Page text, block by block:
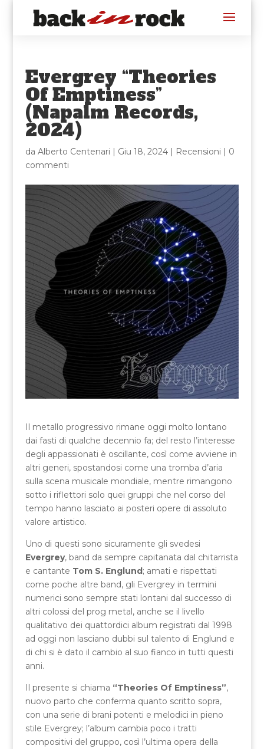
Evergrey “Theories
Of Emptiness”
(Napalm Records,
2024)
da Alberto Centenari | Giu 18, 2024| Recensioni | 0
commenti
Il metallo progressivo rimane oggi molto lontano
dai fasti di qualche decennio fa; del resto l’interesse
degli appassionati è oscillante, così come avviene in
altri generi, spostandosi come una tromba d’aria
sulla scena musicale mondiale, mentre rimangono
sotto i riflettori solo quei gruppi che nel corso del
tempo hanno lasciato ai posteri opere di assoluto
valore artistico.
Uno di questi sono sicuramente gli svedesi
Evergrey, band da sempre capitanata dal chitarrista
e cantante Tom S. Englund; amati e rispettati
come poche altre band, gli Evergrey in termini
numerici sono sempre stati lontani dal successo di
altri colossi del prog metal, anche se il livello
qualitativo dei quattordici album registrati dal 1998
ad oggi non lasciano dubbi sul talento di Englund e
di chi si è dato il cambio al suo fianco in tutti questi
anni.
Il presente si chiama “Theories Of Emptiness”,
nuovo parto che conferma quanto scritto sopra,
con una serie di brani potenti e melodici in pieno
stile Evergrey; l’album cambia poco i tratti
compositivi del gruppo, così l’ultima opera della